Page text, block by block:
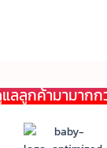
ลูกค้ามามากก